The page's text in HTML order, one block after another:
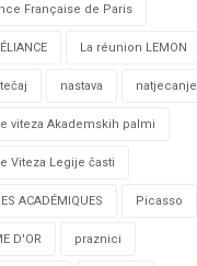
Française de Paris
La réunion LEMON
nastava natjecanje
viteza Akademskih palmi
Viteza Legije časti
ACADÉMIQUES Picasso
D'OR praznici